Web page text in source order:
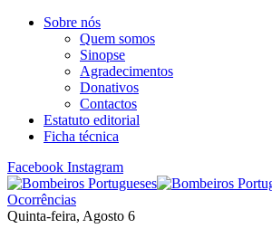
Sobre nós
Quem somos
Sinopse
Agradecimentos
Donativos
Contactos
Estatuto editorial
Ficha técnica
Facebook Instagram
Ocorrências
Quinta-feira, Agosto 6